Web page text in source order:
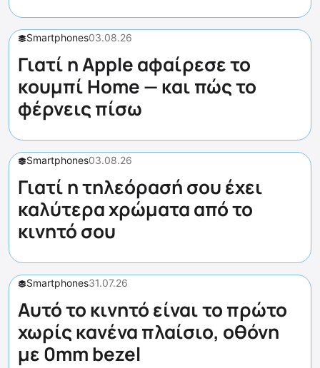
Smartphones03.08.26
Γιατί η Apple αφαίρεσε το
κουμπί Home — και πώς το
φέρνεις πίσω
Smartphones03.08.26
Γιατί η τηλεόρασή σου έχει
καλύτερα χρώματα από το
κινητό σου
Smartphones31.07.26
Αυτό το κινητό είναι το πρώτο
χωρίς κανένα πλαίσιο, οθόνη
με 0mm bezel